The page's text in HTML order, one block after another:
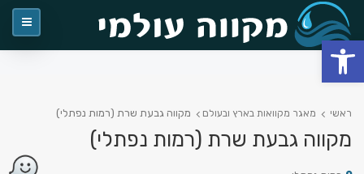
ראשי מאגר מקוואות בארץ ובעולם מקווה גבעת שרת (רמות נפתלי)
מקווה גבעת שרת (רמות נפתלי)
פתח סרגל נגישות